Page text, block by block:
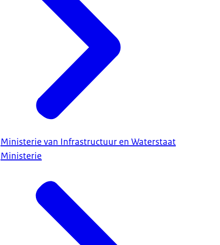
Ministerie van Infrastructuur en Waterstaat
Ministerie